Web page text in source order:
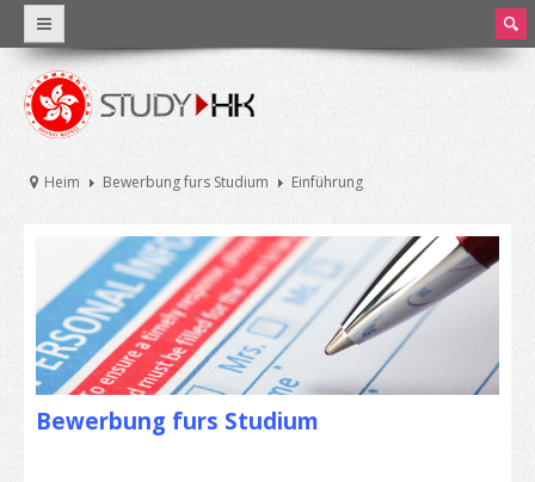
Warum Hong Kong
Hong Kong und Bildung
HongKongsBildungssystem
Studiengebühren und Lebenshaltungskosten
Stipendien
ear
ch
Heim Bewerbung furs Studium Einführung
Bewerbung furs Studium